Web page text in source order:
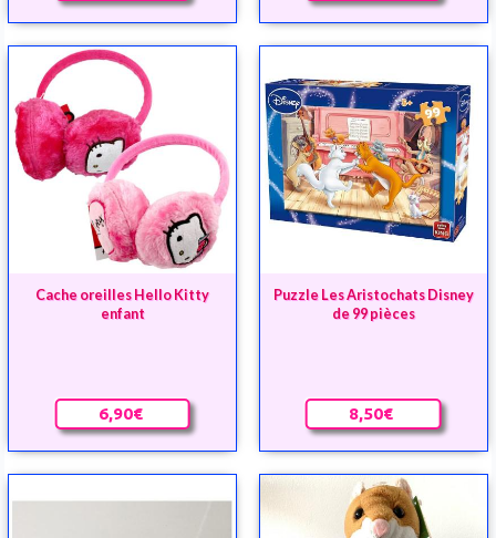
Cache oreilles Hello Kitty
enfant
6,90€
Puzzle Les Aristochats Disney
de 99 pièces
8,50€